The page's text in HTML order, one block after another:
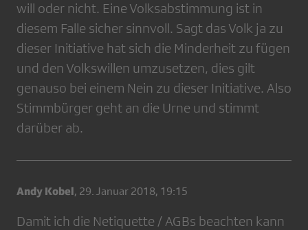
will oder nicht. Eine Volksabstimmung ist in
diesem Falle sicher sinnvoll. Sagt das Volk ja zu
dieser Initiative hat sich die Minderheit zu fügen
und den Volkswillen umzusetzen, dies gilt
genauso bei einem Nein zu dieser Initiative. Also
Stimmbürger geht an die Urne und stimmt
darüber ab.
Andy Kobel, 29. Januar 2018, 19:15
Damit ich die Netiquette / AGBs beachten kann